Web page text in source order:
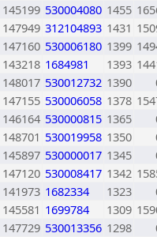
145199 530004080 1455
147949 312104893 1431
147160 530006180 1399
143218 1684981 1393
148017 530012732 1390
147155 530006058 1378
146164 530000815 1365
148701 530019958 1350
145897 530000017 1345
147120 530008417 1342
141973 1682334 1323
145581 1699784 1309
147729 530013356 1298